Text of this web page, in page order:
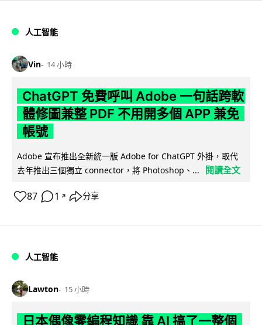
人工智能
Vin 14 小時
ChatGPT 免費呼叫 Adobe 一句話跨軟
體修圖兼整 PDF 不用開多個 APP 兼免
帳號
Adobe 宣布推出全新統一版 Adobe for ChatGPT 外掛，取代
去年推出三個獨立 connector，將 Photoshop、...
閱讀全文
87 1 ↗ 分享
人工智能
Lawton 15 小時
日本偶像零編程知識 靠 AI 搞了一整個